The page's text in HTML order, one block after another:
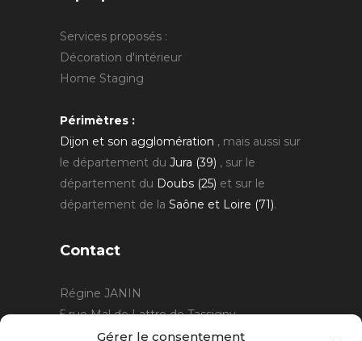
Gérer le consentement
Services proposés :
Décoration d'intérieur
Home Staging
Périmètres :
Dijon et son agglomération , mais aussi sur
le département du Jura (39) , sur le
département du Doubs (25) et sur le
département de la Saône et Loire (71).
Contact
Régine JANIN
5 rue Mal de Lattre de Tassigny
21220 Gevrey Chambertin